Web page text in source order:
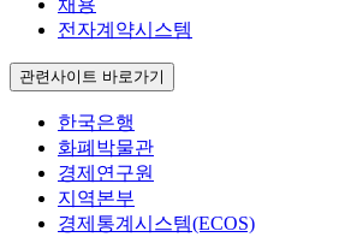
채용
전자계약시스템
관련사이트 바로가기
한국은행
화폐박물관
경제연구원
지역본부
경제통계시스템(ECOS)